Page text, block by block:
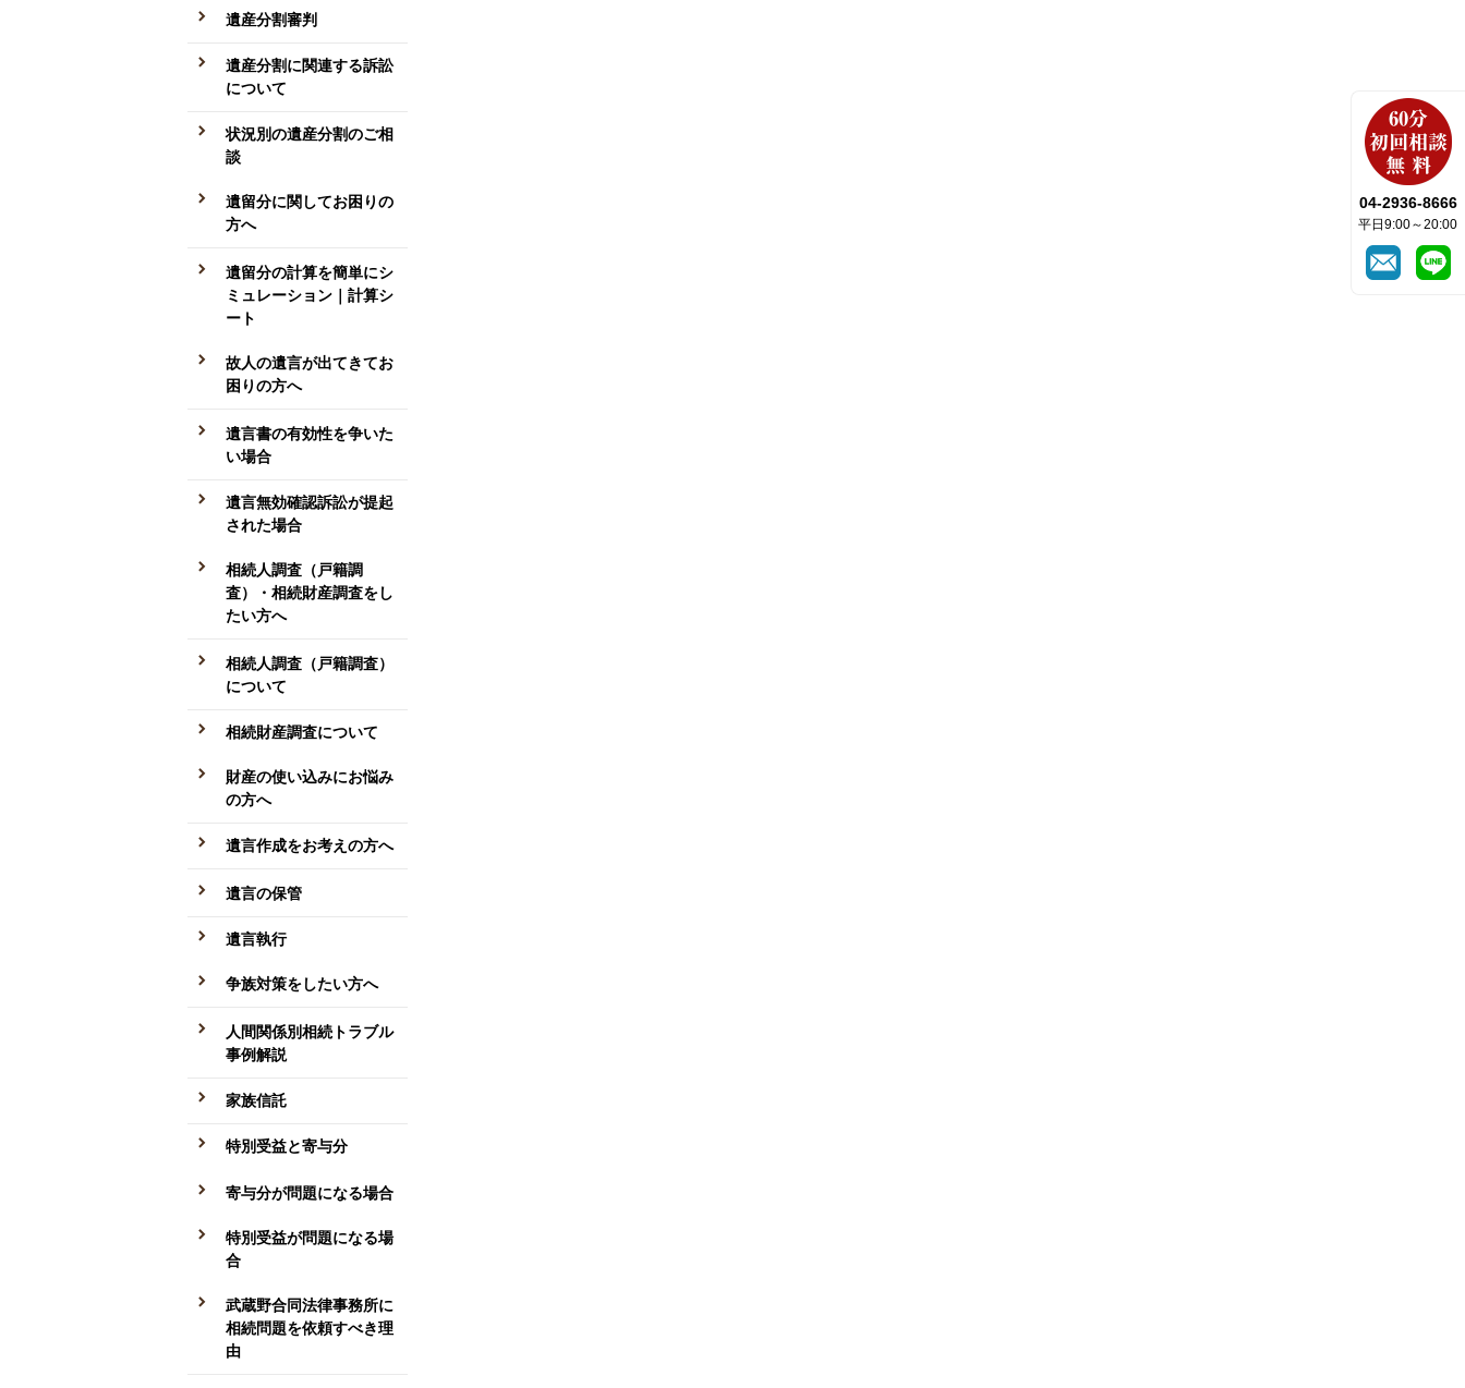
遺産分割審判
遺産分割に関連する訴訟
について
状況別の遺産分割のご相
談
遺留分に関してお困りの
方へ
遺留分の計算を簡単にシ
ミュレーション｜計算シ
ート
故人の遺言が出てきてお
困りの方へ
遺言書の有効性を争いた
い場合
遺言無効確認訴訟が提起
された場合
相続人調査（戸籍調
査）・相続財産調査をし
たい方へ
相続人調査（戸籍調査）
について
相続財産調査について
財産の使い込みにお悩み
の方へ
遺言作成をお考えの方へ
遺言の保管
遺言執行
争族対策をしたい方へ
人間関係別相続トラブル
事例解説
家族信託
特別受益と寄与分
寄与分が問題になる場合
特別受益が問題になる場
合
武蔵野合同法律事務所に
相続問題を依頼すべき理
由
04-2936-8666
平日9:00～20:00